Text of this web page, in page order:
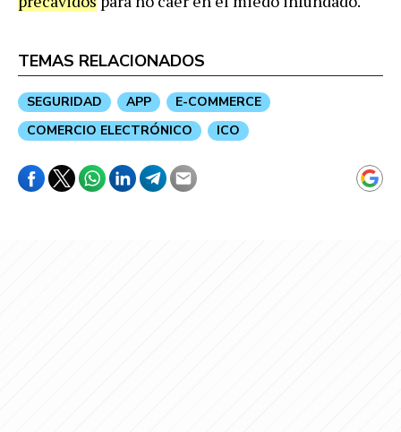
TEMAS RELACIONADOS
SEGURIDAD APP
E-COMMERCE
COMERCIO ELECTRÓNICO
ICO